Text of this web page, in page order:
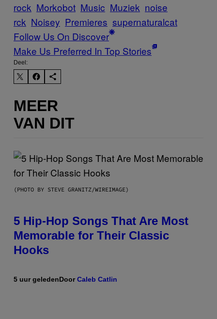
rock Morkobot Music Muziek noise
rck Noisey Premieres supernaturalcat
Follow Us On Discover
Make Us Preferred In Top Stories
Deel:
MEER
VAN DIT
(PHOTO BY STEVE GRANITZ/WIREIMAGE)
5 Hip-Hop Songs That Are Most
Memorable for Their Classic
Hooks
5 uur geledenDoorCaleb Catlin